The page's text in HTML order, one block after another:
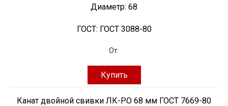
Диаметр: 68
ГОСТ: ГОСТ 3088-80
От
Купить
Канат двойной свивки ЛК-РО 68 мм ГОСТ 7669-80